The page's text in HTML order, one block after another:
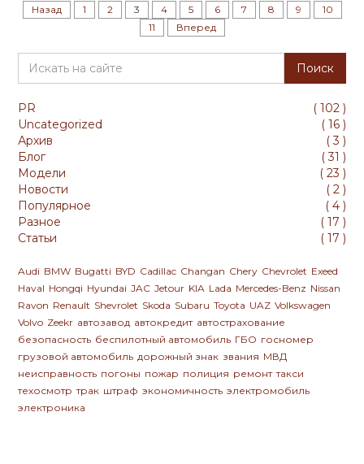
Назад 1 2 3 4 5 6 7 8 9
10
11
Вперед
PR ( 102)
Uncategorized
( 16)
Архив
(3 )
Блог
(31 )
Модели
( 23 )
Новости
( 2)
Популярное
( 4)
Разное
( 17 )
Статьи
( 17 )
Audi BMW Bugatti BYD Cadillac Changan Chery Chevrolet Exeed
Haval Hongqi Hyundai JAC Jetour KIA Lada Mercedes-Benz Nissan
Ravon Renault Shevrolet Skoda Subaru Toyota UAZ Volkswagen
Volvo Zeekr автозавод автокредит автострахование
безопасность беспилотный автомобиль ГБО госномер
грузовой автомобиль дорожный знак звания МВД
неисправность погоны пожар полиция ремонт такси
техосмотр трак штраф экономичность электромобиль
электроника